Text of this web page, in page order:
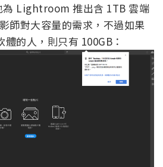
Lightroom 推出含 1TB 雲端
師對大容量的需求，不過如果
的人，則只有 100GB：